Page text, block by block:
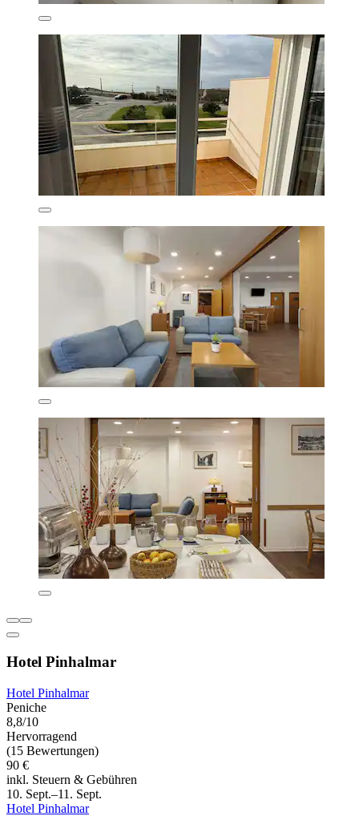
Hotel Pinhalmar
Hotel Pinhalmar
Peniche
8,8/10
Hervorragend
(15 Bewertungen)
90 €
inkl. Steuern & Gebühren
10. Sept.–11. Sept.
Hotel Pinhalmar